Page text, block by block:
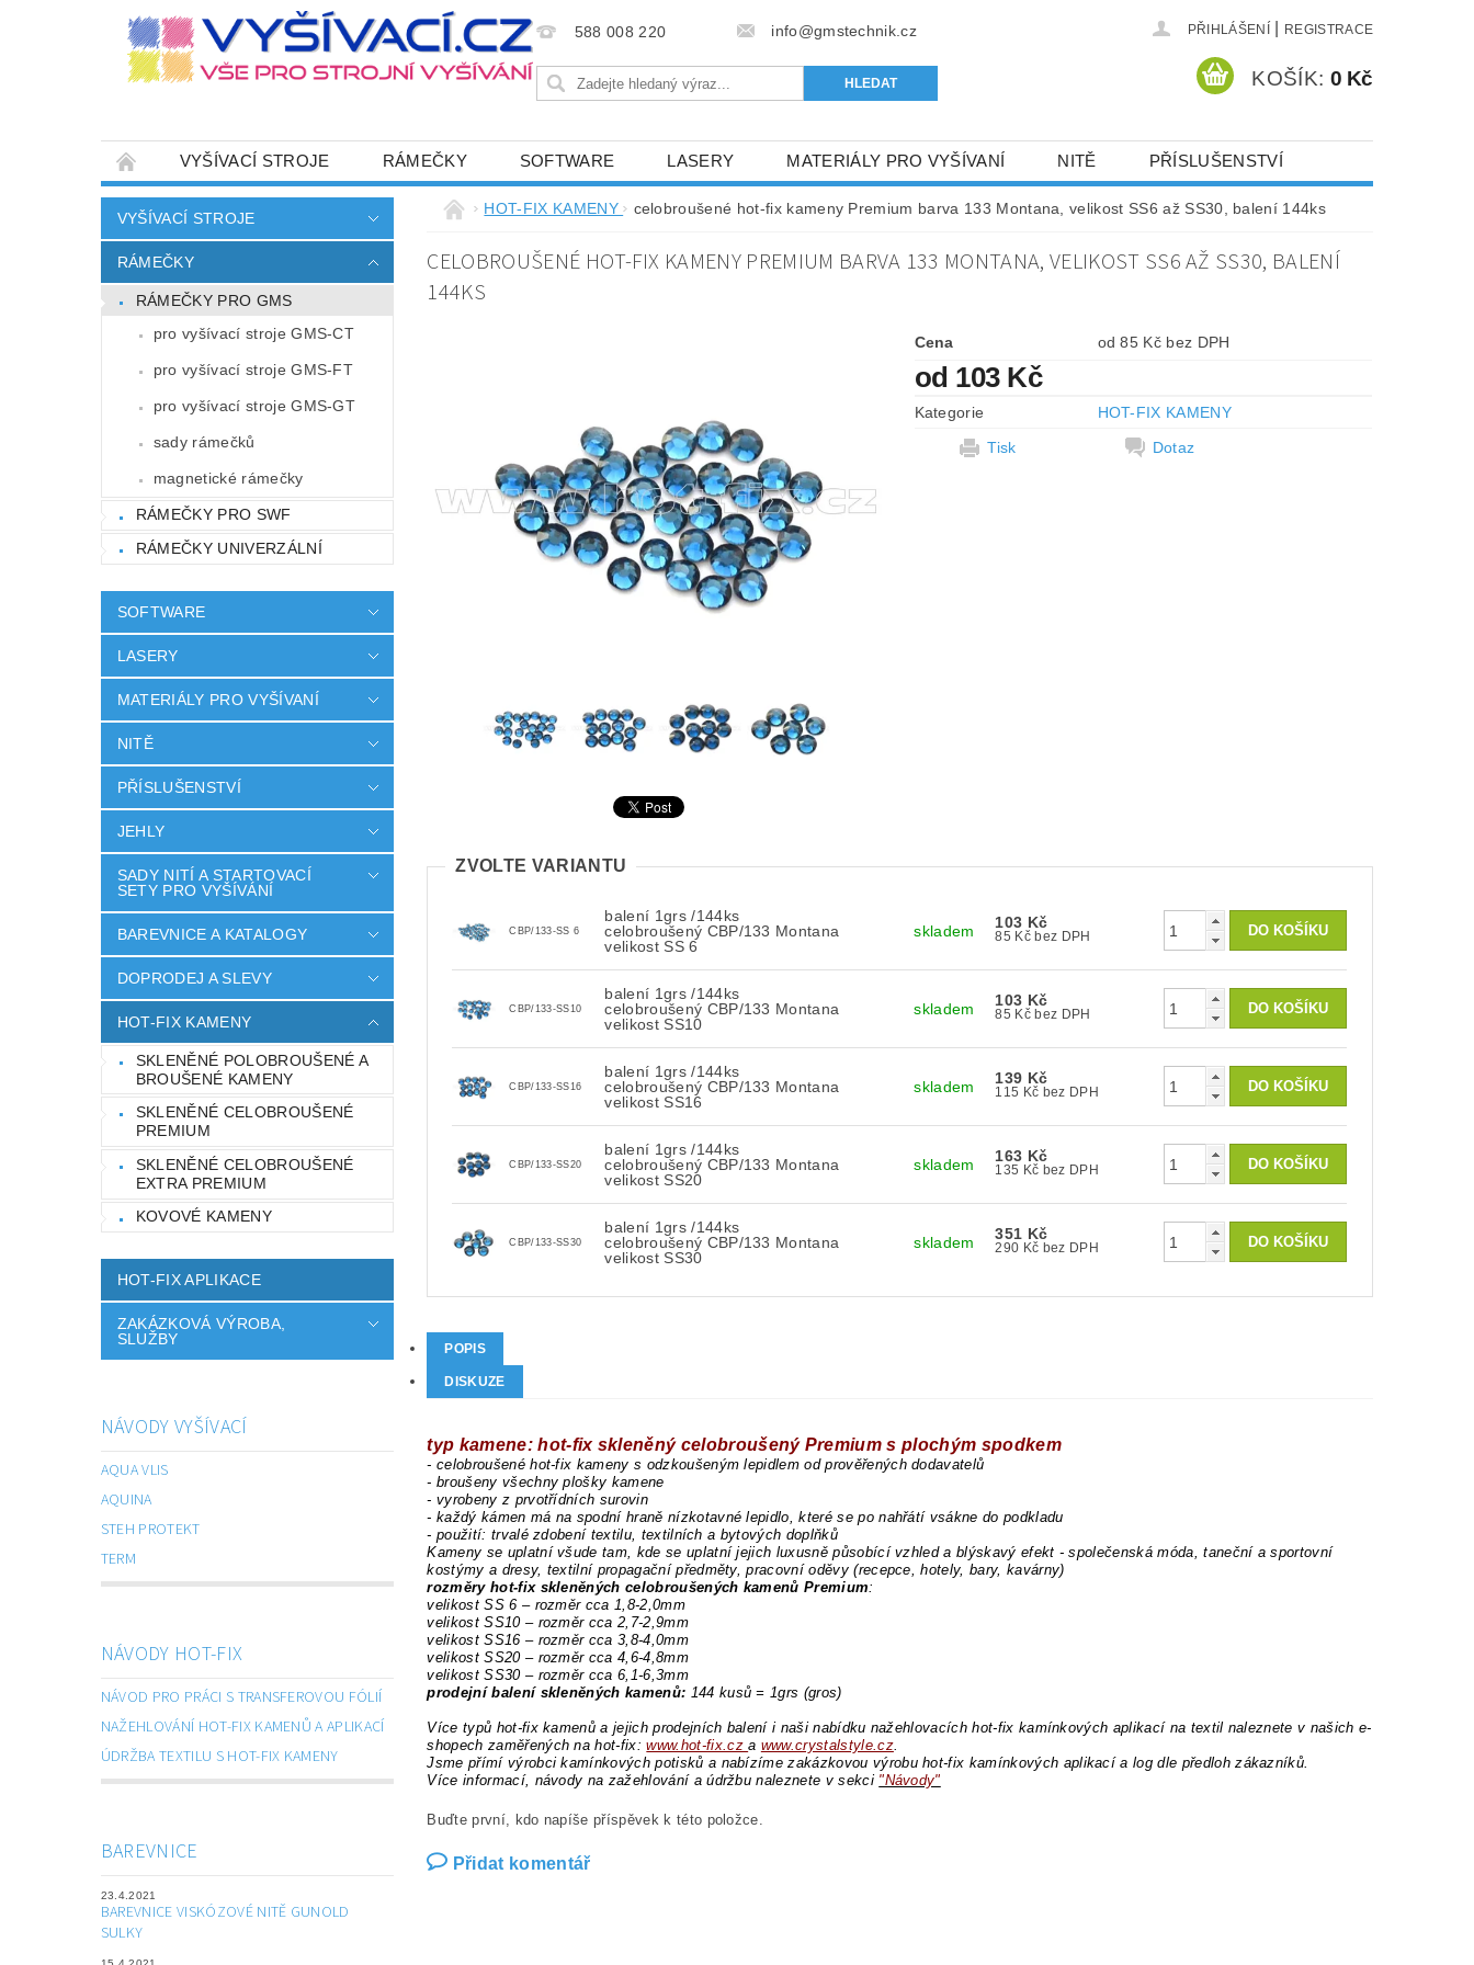
588 008 220 info@gmstechnik.cz PŘIHLÁŠENÍ REGISTRACE
KOŠÍK: 0 Kč
VYŠÍVACÍ STROJE RÁMEČKY SOFTWARE LASERY MATERIÁLY PRO VYŠÍVANÍ NITĚ PŘÍSLUŠENSTVÍ
JEHLY SADY NITÍ A STARTOVACÍ SETY PRO VYŠÍVÁNÍ BAREVNICE A KATALOGY DOPRODEJ A SLEVY HOT-FIX KAMENY
HOT-FIX APLIKACE ZAKÁZKOVÁ VÝROBA, SLUŽBY
CENÍK DOPRAVY (NÁKLADŮ EXPEDICE) PLATNÝ OD 6. 5.2024
ZÁSADY OCHRANY OSOBNÍCH ÚDAJŮ
VYŠÍVACÍ STROJE
RÁMEČKY
RÁMEČKY PRO GMS
pro vyšívací stroje GMS-CT
pro vyšívací stroje GMS-FT
pro vyšívací stroje GMS-GT
sady rámečků
magnetické rámečky
RÁMEČKY PRO SWF
RÁMEČKY UNIVERZÁLNÍ
SOFTWARE
LASERY
MATERIÁLY PRO VYŠÍVANÍ
NITĚ
PŘÍSLUŠENSTVÍ
JEHLY
SADY NITÍ A STARTOVACÍ
SETY PRO VYŠÍVÁNÍ
BAREVNICE A KATALOGY
DOPRODEJ A SLEVY
HOT-FIX KAMENY
SKLENĚNÉ POLOBROUŠENÉ A
BROUŠENÉ KAMENY
SKLENĚNÉ CELOBROUŠENÉ
PREMIUM
SKLENĚNÉ CELOBROUŠENÉ
EXTRA PREMIUM
KOVOVÉ KAMENY
HOT-FIX APLIKACE
ZAKÁZKOVÁ VÝROBA,
SLUŽBY
NÁVODY VYŠÍVACÍ
AQUA VLIS
AQUINA
STEH PROTEKT
TERM
NÁVODY HOT-FIX
NÁVOD PRO PRÁCI S TRANSFEROVOU FÓLIÍ
NAŽEHLOVÁNÍ HOT-FIX KAMENŮ A APLIKACÍ
ÚDRŽBA TEXTILU S HOT-FIX KAMENY
BAREVNICE
23.4.2021
BAREVNICE VISKÓZOVÉ NITĚ GUNOLD
SULKY
HOT-FIX KAMENY celobroušené hot-fix kameny Premium barva 133 Montana, velikost SS6 až SS30, balení 144ks
CELOBROUŠENÉ HOT-FIX KAMENY PREMIUM BARVA 133 MONTANA, VELIKOST SS6 AŽ SS30, BALENÍ
144KS
Cena od 85 Kč bez DPH
od 103 Kč
Kategorie
HOT-FIX KAMENY
Tisk
Dotaz
ZVOLTE VARIANTU
CBP/133-SS 6
balení 1grs /144ks
celobroušený CBP/133 Montana
velikost SS 6
skladem 103 Kč
85 Kč bez DPH
CBP/133-SS10
balení 1grs /144ks
celobroušený CBP/133 Montana
velikost SS10
skladem 103 Kč
85 Kč bez DPH
CBP/133-SS16
balení 1grs /144ks
celobroušený CBP/133 Montana
velikost SS16
skladem 139 Kč
115 Kč bez DPH
CBP/133-SS20
balení 1grs /144ks
celobroušený CBP/133 Montana
velikost SS20
skladem 163 Kč
135 Kč bez DPH
CBP/133-SS30
balení 1grs /144ks
celobroušený CBP/133 Montana
velikost SS30
skladem 351 Kč
290 Kč bez DPH
POPIS
DISKUZE
typ kamene: hot-fix skleněný celobroušený Premium s plochým spodkem
- celobroušené hot-fix kameny s odzkoušeným lepidlem od prověřených dodavatelů
- broušeny všechny plošky kamene
- vyrobeny z prvotřídních surovin
- každý kámen má na spodní hraně nízkotavné lepidlo, které se po nahřátí vsákne do podkladu
- použití: trvalé zdobení textilu, textilních a bytových doplňků
Kameny se uplatní všude tam, kde se uplatní jejich luxusně působící vzhled a blýskavý efekt - společenská móda, taneční a sportovní
kostýmy a dresy, textilní propagační předměty, pracovní oděvy (recepce, hotely, bary, kavárny)
rozměry hot-fix skleněných celobroušených kamenů Premium:
velikost SS 6 – rozměr cca 1,8-2,0mm
velikost SS10 – rozměr cca 2,7-2,9mm
velikost SS16 – rozměr cca 3,8-4,0mm
velikost SS20 – rozměr cca 4,6-4,8mm
velikost SS30 – rozměr cca 6,1-6,3mm
prodejní balení skleněných kamenů: 144 kusů = 1grs (gros)
Více typů hot-fix kamenů a jejich prodejních balení i naši nabídku nažehlovacích hot-fix kamínkových aplikací na textil naleznete v našich e-
shopech zaměřených na hot-fix: www.hot-fix.cza www.crystalstyle.cz.
Jsme přímí výrobci kamínkových potisků a nabízíme zakázkovou výrobu hot-fix kamínkových aplikací a log dle předloh zákazníků.
Více informací, návody na zažehlování a údržbu naleznete v sekci "Návody"
Buďte první, kdo napíše příspěvek k této položce.
Přidat komentář